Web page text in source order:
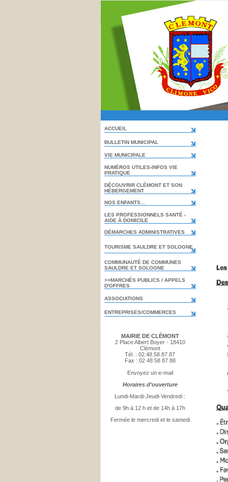
ACCUEIL
BULLETIN MUNICIPAL
VIE MUNICIPALE
NUMÉROS UTILES-INFOS VIE
PRATIQUE
DÉCOUVRIR CLÉMONT ET SON
HÉBERGEMENT
NOS ENFANTS...
LES PROFESSIONNELS SANTÉ -
AIDE À DOMICILE
DÉMARCHES ADMINISTRATIVES
TOURISME SAULDRE ET SOLOGNE
COMMUNAUTÉ DE COMMUNES
SAULDRE ET SOLOGNE
>>MARCHÉS PUBLICS / APPELS
D'OFFRES
ASSOCIATIONS
ENTREPRISES/COMMERCES
MAIRIE DE CLÉMONT
2 Place Albert Boyer - 18410
Clémont
Tél. : 02.48.58.87.87
Fax : 02 48 58 87 88
Envoyez un e-mail
Horaires d'ouverture
Lundi-Mardi-Jeudi-Vendredi :
de 9h à 12 h et de 14h à 17h
Fermée le mercredi et le samedi